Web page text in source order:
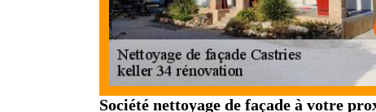
Société nettoyage de façade à votre